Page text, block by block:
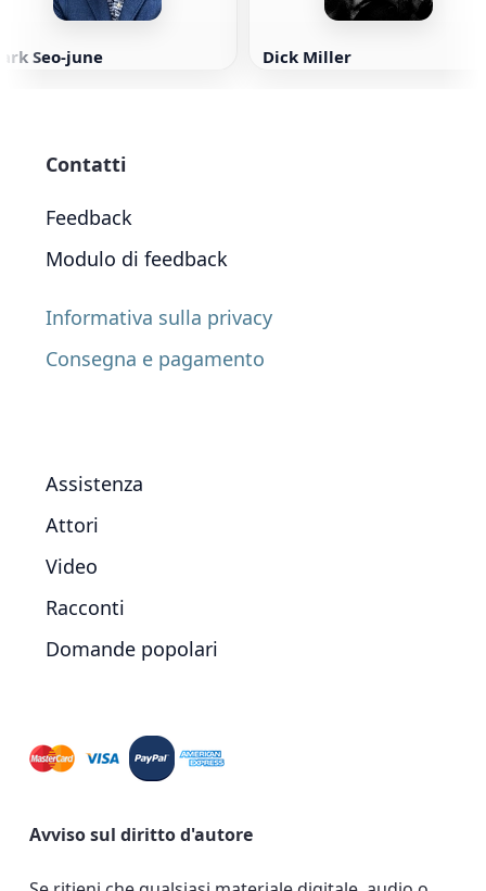
Seo-june Dick Miller
Contatti
Feedback
Modulo di feedback
Informativa sulla privacy
Consegna e pagamento
Assistenza
Attori
Video
Racconti
Domande popolari
Avviso sul diritto d'autore